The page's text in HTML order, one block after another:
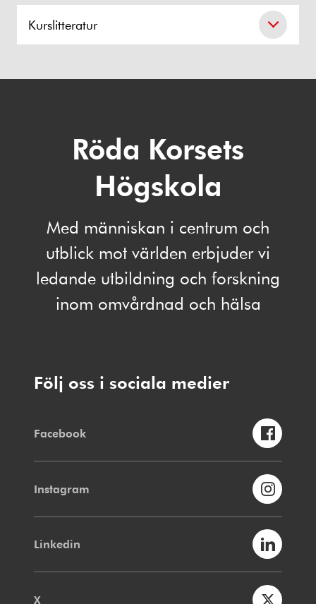
Kurslitteratur
Röda Korsets
Högskola
Med människan i centrum och
utblick mot världen erbjuder vi
ledande utbildning och forskning
inom omvårdnad och hälsa
Följ oss i sociala medier
Facebook
Instagram
Linkedin
X